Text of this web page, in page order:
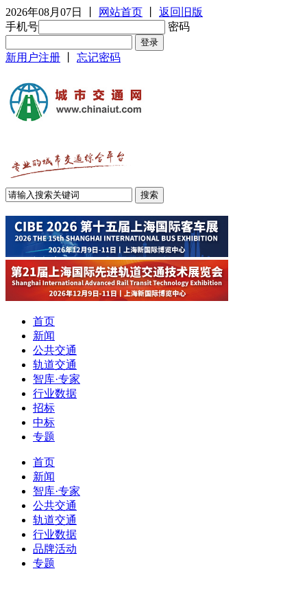
2026年08月07日 网站首页
返回旧版
手机号
密码
新用户注册 忘记密码
首页
新闻
公共交通
轨道交通
智库·专家
行业数据
招标
中标
专题
首页
新闻
智库·专家
公共交通
轨道交通
行业数据
品牌活动
专题